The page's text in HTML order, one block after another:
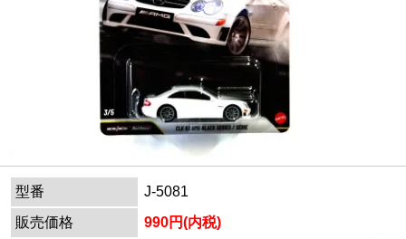
型番
J-5081
販売価格
990円(内税)